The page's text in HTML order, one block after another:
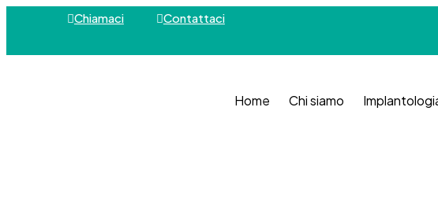
Chiamaci Contattaci
Home Chi siamo